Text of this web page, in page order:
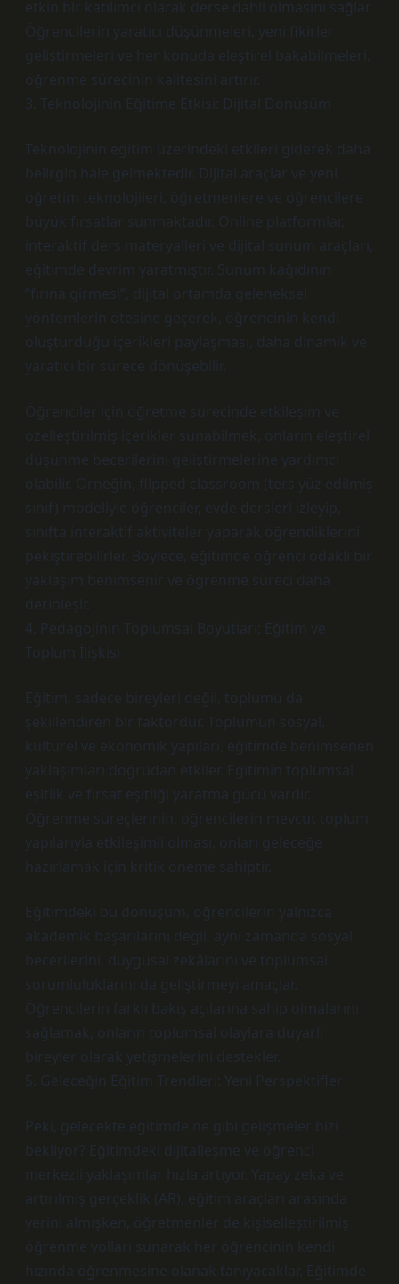
etkin bir katılımcı olarak derse dahil olmasını sağlar.
Öğrencilerin yaratıcı düşünmeleri, yeni fikirler
geliştirmeleri ve her konuda eleştirel bakabilmeleri,
öğrenme sürecinin kalitesini artırır.
3. Teknolojinin Eğitime Etkisi: Dijital Dönüşüm
Teknolojinin eğitim üzerindeki etkileri giderek daha
belirgin hale gelmektedir. Dijital araçlar ve yeni
öğretim teknolojileri, öğretmenlere ve öğrencilere
büyük fırsatlar sunmaktadır. Online platformlar,
interaktif ders materyalleri ve dijital sunum araçları,
eğitimde devrim yaratmıştır. Sunum kağıdının
“fırına girmesi”, dijital ortamda geleneksel
yöntemlerin ötesine geçerek, öğrencinin kendi
oluşturduğu içerikleri paylaşması, daha dinamik ve
yaratıcı bir sürece dönüşebilir.
Öğrenciler için öğretme sürecinde etkileşim ve
özelleştirilmiş içerikler sunabilmek, onların eleştirel
düşünme becerilerini geliştirmelerine yardımcı
olabilir. Örneğin, flipped classroom (ters yüz edilmiş
sınıf) modeliyle öğrenciler, evde dersleri izleyip,
sınıfta interaktif aktiviteler yaparak öğrendiklerini
pekiştirebilirler. Böylece, eğitimde öğrenci odaklı bir
yaklaşım benimsenir ve öğrenme süreci daha
derinleşir.
4. Pedagojinin Toplumsal Boyutları: Eğitim ve
Toplum İlişkisi
Eğitim, sadece bireyleri değil, toplumu da
şekillendiren bir faktördür. Toplumun sosyal,
kültürel ve ekonomik yapıları, eğitimde benimsenen
yaklaşımları doğrudan etkiler. Eğitimin toplumsal
eşitlik ve fırsat eşitliği yaratma gücü vardır.
Öğrenme süreçlerinin, öğrencilerin mevcut toplum
yapılarıyla etkileşimli olması, onları geleceğe
hazırlamak için kritik öneme sahiptir.
Eğitimdeki bu dönüşüm, öğrencilerin yalnızca
akademik başarılarını değil, aynı zamanda sosyal
becerilerini, duygusal zekâlarını ve toplumsal
sorumluluklarını da geliştirmeyi amaçlar.
Öğrencilerin farklı bakış açılarına sahip olmalarını
sağlamak, onların toplumsal olaylara duyarlı
bireyler olarak yetişmelerini destekler.
5. Geleceğin Eğitim Trendleri: Yeni Perspektifler
Peki, gelecekte eğitimde ne gibi gelişmeler bizi
bekliyor? Eğitimdeki dijitalleşme ve öğrenci
merkezli yaklaşımlar hızla artıyor. Yapay zeka ve
artırılmış gerçeklik (AR), eğitim araçları arasında
yerini almışken, öğretmenler de kişiselleştirilmiş
öğrenme yolları sunarak her öğrencinin kendi
hızında öğrenmesine olanak tanıyacaklar. Eğitimde